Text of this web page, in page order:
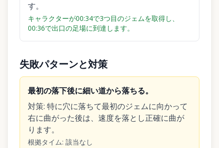
す。
キャラクターが00:34で3つ目のジェムを取得し、
00:36で出口の足場に到達します。
失敗パターンと対策
最初の落下後に細い道から落ちる。
対策: 特に穴に落ちて最初のジェムに向かって
右に曲がった後は、速度を落とし正確に曲が
ります。
根拠タイム: 該当なし